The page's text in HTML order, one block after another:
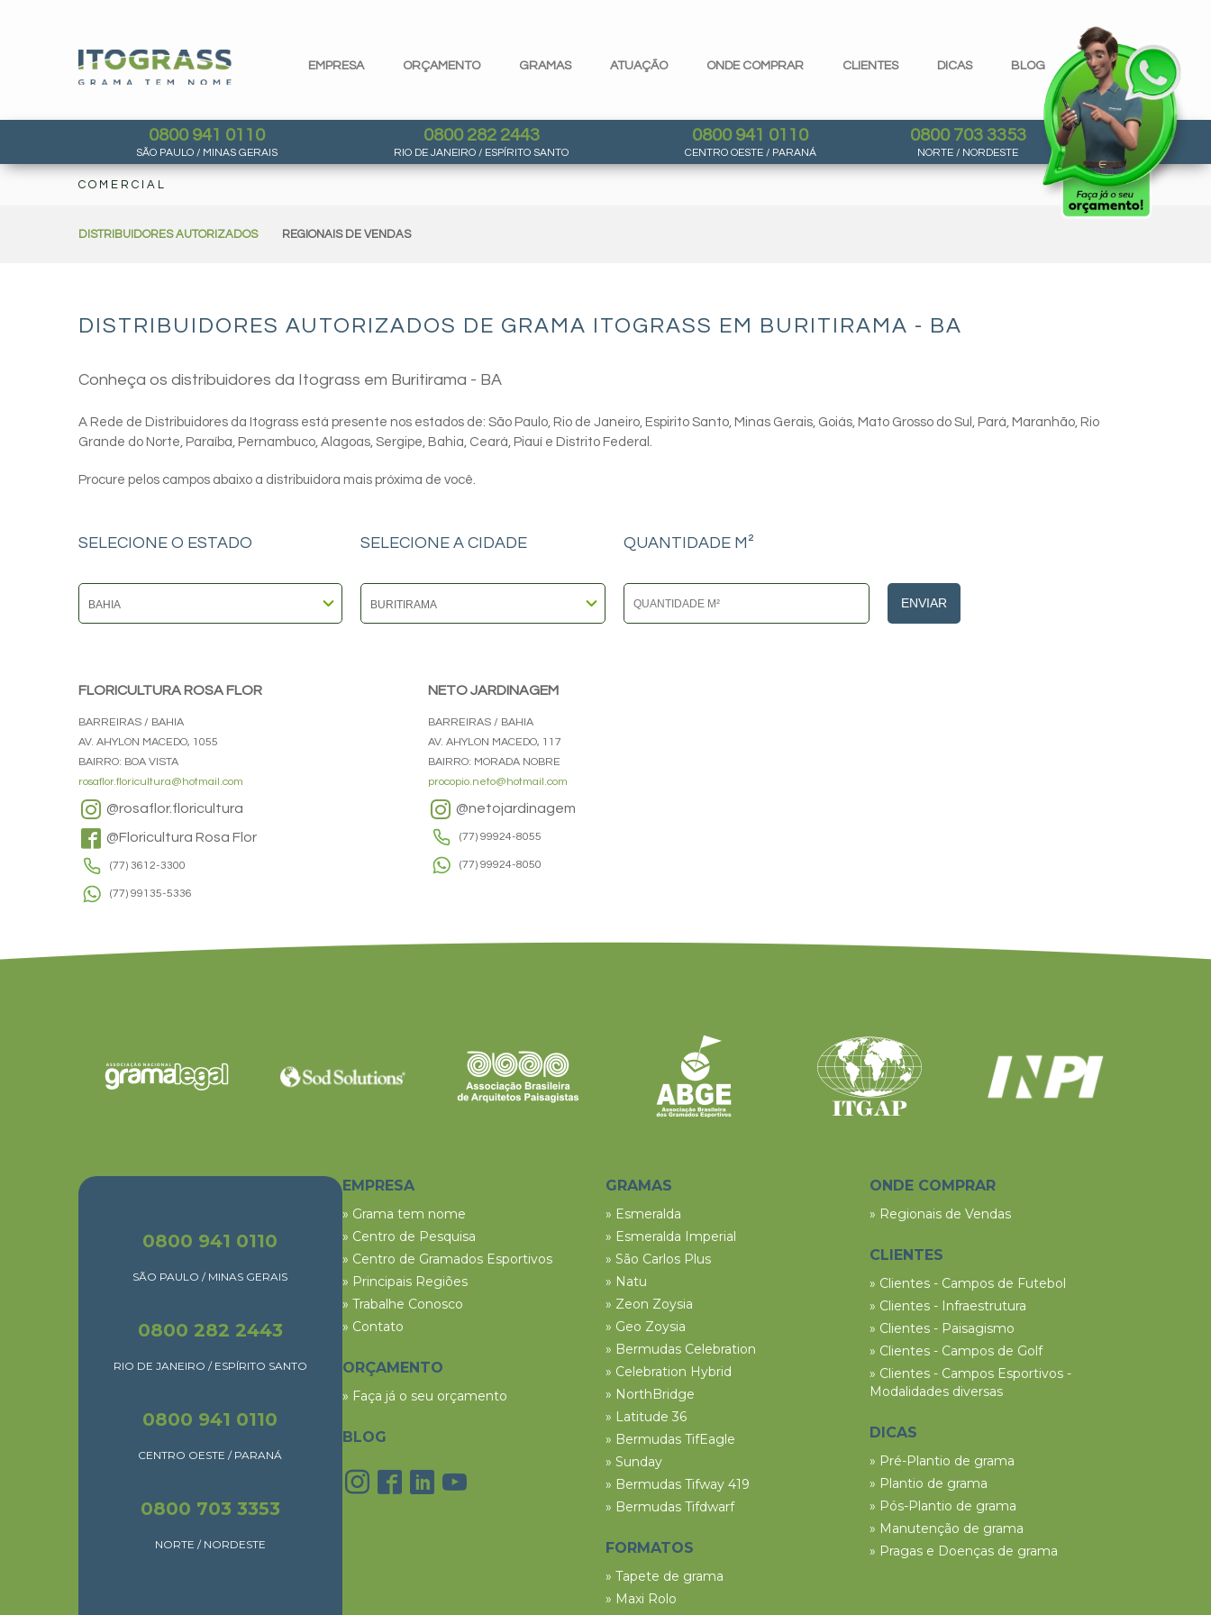
EMPRESA ORÇAMENTO GRAMAS ATUAÇÃO ONDE COMPRAR CLIENTES DICAS BLOG
0800 941 0110
SÃO PAULO / MINAS GERAIS
0800 282 2443
RIO DE JANEIRO / ESPÍRITO SANTO
0800 941 0110
CENTRO OESTE / PARANÁ
0800 703 3353
NORTE / NORDESTE
COMERCIAL
DISTRIBUIDORES AUTORIZADOS REGIONAIS DE VENDAS
DISTRIBUIDORES AUTORIZADOS DE GRAMA ITOGRASS EM BURITIRAMA - BA
Conheça os distribuidores da Itograss em Buritirama - BA
A Rede de Distribuidores da Itograss está presente nos estados de: São Paulo, Rio de Janeiro, Espirito Santo, Minas Gerais, Goiás, Mato Grosso do Sul, Pará, Maranhão, Rio
Grande do Norte, Paraíba, Pernambuco, Alagoas, Sergipe, Bahia, Ceará, Piauí e Distrito Federal.
Procure pelos campos abaixo a distribuidora mais próxima de você.
SELECIONE O ESTADO SELECIONE A CIDADE QUANTIDADE M²
ENVIAR
FLORICULTURA ROSA FLOR
BARREIRAS / BAHIA
AV. AHYLON MACEDO, 1055
BAIRRO: BOA VISTA
rosaflor.floricultura@hotmail.com
@rosaflor.floricultura
@Floricultura Rosa Flor
(77) 3612-3300
(77) 99135-5336
NETO JARDINAGEM
BARREIRAS / BAHIA
AV. AHYLON MACEDO, 117
BAIRRO: MORADA NOBRE
procopio.neto@hotmail.com
@netojardinagem
(77) 99924-8055
(77) 99924-8050
0800 941 0110
SÃO PAULO / MINAS GERAIS
0800 282 2443
RIO DE JANEIRO / ESPÍRITO SANTO
0800 941 0110
CENTRO OESTE / PARANÁ
0800 703 3353
NORTE / NORDESTE
EMPRESA
» Grama tem nome
» Centro de Pesquisa
» Centro de Gramados Esportivos
» Principais Regiões
» Trabalhe Conosco
» Contato
ORÇAMENTO
» Faça já o seu orçamento
BLOG
GRAMAS
» Esmeralda
» Esmeralda Imperial
» São Carlos Plus
» Natu
» Zeon Zoysia
» Geo Zoysia
» Bermudas Celebration
» Celebration Hybrid
» NorthBridge
» Latitude 36
» Bermudas TifEagle
» Sunday
» Bermudas Tifway 419
» Bermudas Tifdwarf
FORMATOS
» Tapete de grama
» Maxi Rolo
ONDE COMPRAR
» Regionais de Vendas
CLIENTES
» Clientes - Campos de Futebol
» Clientes - Infraestrutura
» Clientes - Paisagismo
» Clientes - Campos de Golf
» Clientes - Campos Esportivos -
Modalidades diversas
DICAS
» Pré-Plantio de grama
» Plantio de grama
» Pós-Plantio de grama
» Manutenção de grama
» Pragas e Doenças de grama